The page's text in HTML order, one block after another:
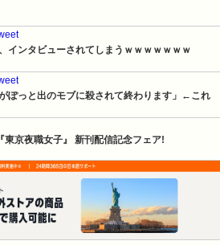
インタビューされてしまうｗｗｗｗｗｗｗ
ぽっと出のモブに殺されて終わります」←これ
東京夜職女子』 新刊配信記念フェア!